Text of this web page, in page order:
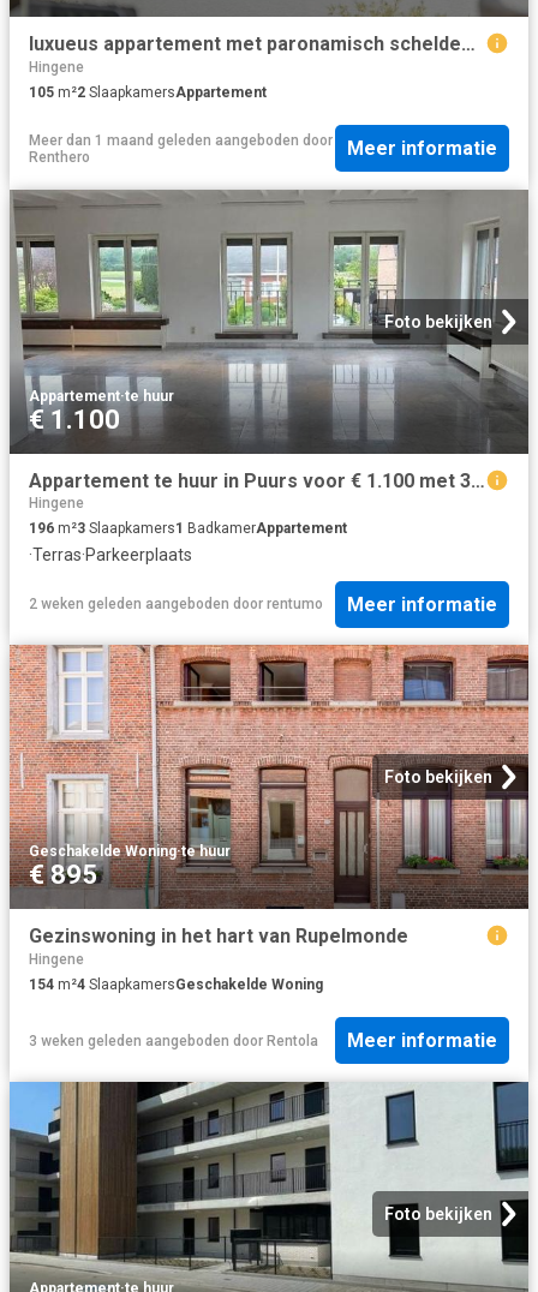
luxueus appartement met paronamisch scheldezicht
Hingene
105 m²2 SlaapkamersAppartement
Meer dan 1 maand geleden aangeboden door
Renthero
Meer informatie
Foto bekijken
Appartement·te huur
€ 1.100
Appartement te huur in Puurs voor € 1.100 met 3 slaapkamers
Hingene
196 m²3 Slaapkamers1 BadkamerAppartement
·Terras·Parkeerplaats
2 weken geleden aangeboden door rentumo Meer informatie
Foto bekijken
Geschakelde Woning·te huur
€ 895
Gezinswoning in het hart van Rupelmonde
Hingene
154 m²4 SlaapkamersGeschakelde Woning
3 weken geleden aangeboden door Rentola Meer informatie
Foto bekijken
Appartement·te huur